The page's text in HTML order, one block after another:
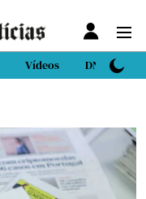
Vídeos DN Sport